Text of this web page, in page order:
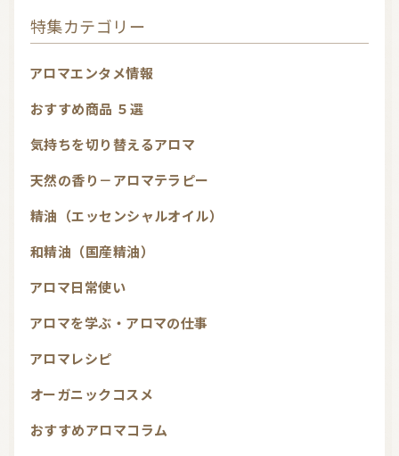
特集カテゴリー
アロマエンタメ情報
おすすめ商品 ５選
気持ちを切り替えるアロマ
天然の香り－アロマテラピー
精油（エッセンシャルオイル）
和精油（国産精油）
アロマ日常使い
アロマを学ぶ・アロマの仕事
アロマレシピ
オーガニックコスメ
おすすめアロマコラム